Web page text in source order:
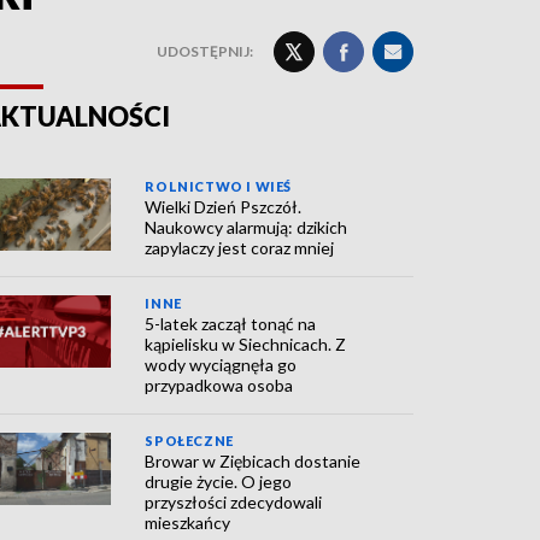
UDOSTĘPNIJ:
ROLNICTWO I WIEŚ
Wielki Dzień Pszczół.
Naukowcy alarmują: dzikich
zapylaczy jest coraz mniej
INNE
5-latek zaczął tonąć na
kąpielisku w Siechnicach. Z
wody wyciągnęła go
przypadkowa osoba
SPOŁECZNE
Browar w Ziębicach dostanie
drugie życie. O jego
przyszłości zdecydowali
mieszkańcy